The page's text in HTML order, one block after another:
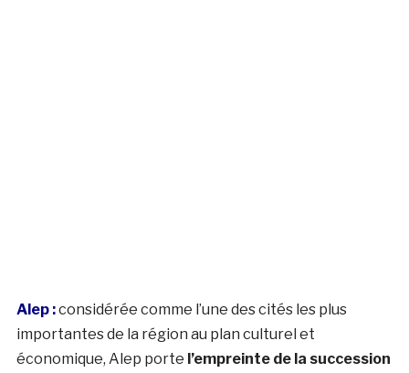
Alep :considérée comme l’une des cités les plus
importantes de la région au plan culturel et
économique, Alep porte l’empreinte de la succession